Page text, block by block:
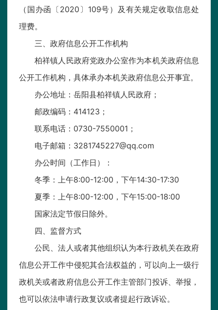
（国办函〔2020〕109号）及有关规定收取信息处
理费。
三、政府信息公开工作机构
柏祥镇人民政府党政办公室作为本机关政府信息
公开工作机构，具体承办本机关政府信息公开事宜。
办公地址：岳阳县柏祥镇人民政府；
邮政编码：414123；
联系电话：0730-7550001；
电子邮箱：3281745227@qq.com
办公时间（工作日）：
冬季：上午8:00-12:00，下午14:30-17:30
夏季：上午8:00-12:00，下午15:00-18:00
国家法定节假日除外。
四、监督方式
公民、法人或者其他组织认为本行政机关在政府
信息公开工作中侵犯其合法权益的，可以向上一级行
政机关或者政府信息公开工作主管部门投诉、举报，
也可以依法申请行政复议或者提起行政诉讼。